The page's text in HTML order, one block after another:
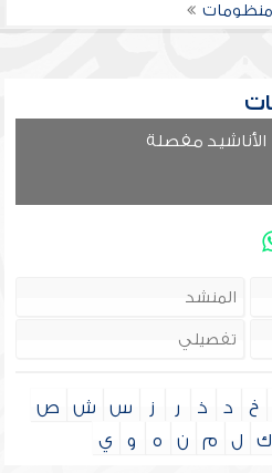
الأناشيد مفصلة
خ د ذ ر ز س ش
ص
ك ل م ن ه و ي